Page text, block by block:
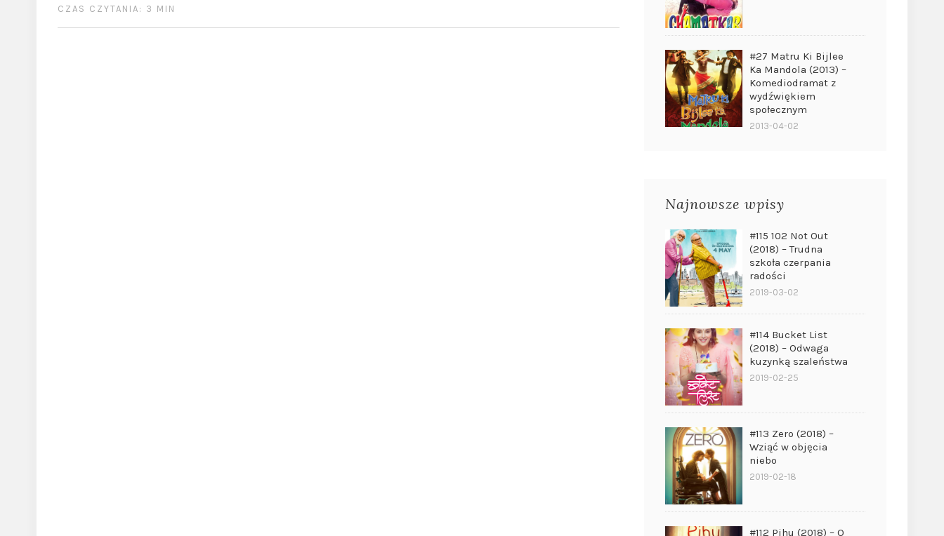
CZAS CZYTANIA: 3 MIN
#27 Matru Ki Bijlee
Ka Mandola (2013) –
Komediodramat z
wydźwiękiem
społecznym
2013-04-02
Najnowsze wpisy
#115 102 Not Out
(2018) – Trudna
szkoła czerpania
radości
2019-03-02
#114 Bucket List
(2018) – Odwaga
kuzynką szaleństwa
2019-02-25
#113 Zero (2018) –
Wziąć w objęcia
niebo
2019-02-18
#112 Pihu (2018) – O